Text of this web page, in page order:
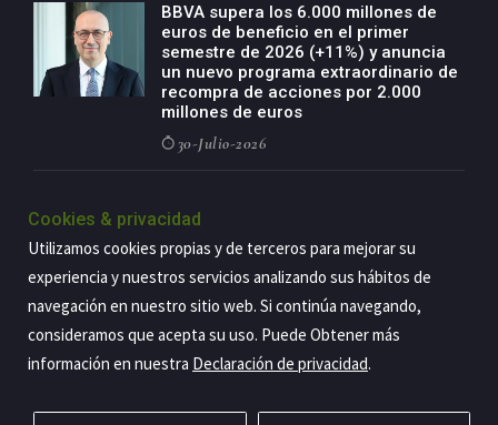
BBVA supera los 6.000 millones de
euros de beneficio en el primer
semestre de 2026 (+11%) y anuncia
un nuevo programa extraordinario de
recompra de acciones por 2.000
millones de euros
30-Julio-2026
negocio agro con un modelo global
de especialización presente en siete
países
29-Julio-2026
Cookies & privacidad
Utilizamos cookies propias y de terceros para mejorar su
experiencia y nuestros servicios analizando sus hábitos de
navegación en nuestro sitio web. Si continúa navegando,
consideramos que acepta su uso. Puede Obtener más
información en nuestra Declaración de privacidad.